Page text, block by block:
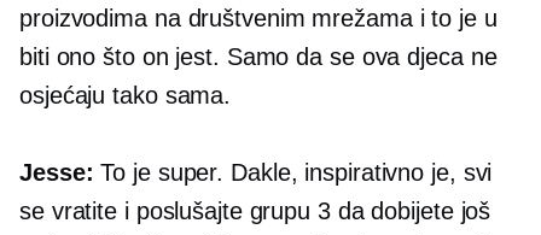
proizvodima na društvenim mrežama i to je u
biti ono što on jest. Samo da se ova djeca ne
osjećaju tako sama.
Jesse: To je super. Dakle, inspirativno je, svi
se vratite i poslušajte grupu 3 da dobijete još